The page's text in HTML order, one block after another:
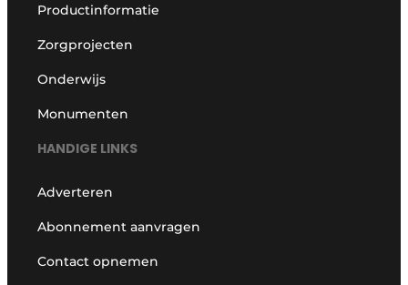
Productinformatie
Zorgprojecten
Onderwijs
Monumenten
HANDIGE LINKS
Adverteren
Abonnement aanvragen
Contact opnemen